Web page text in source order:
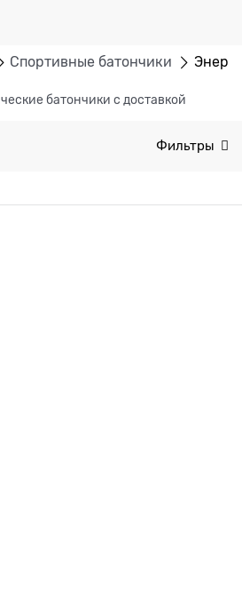
Спортивные батончики
батончики с доставкой
Фильтры